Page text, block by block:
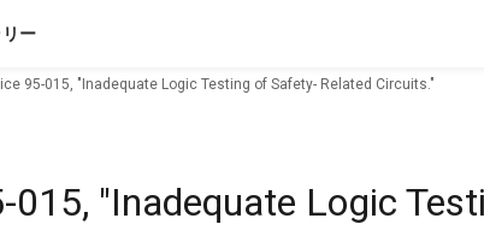
ー
95-015, "Inadequate Logic Testing of Safety- Related Circuits."
"Inadequate Logic